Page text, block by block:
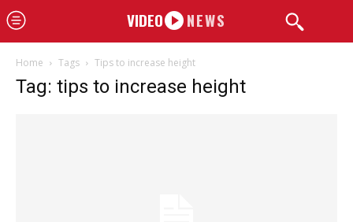
VIDEO NEWS
Home Tags Tips to increase height
Tag: tips to increase height